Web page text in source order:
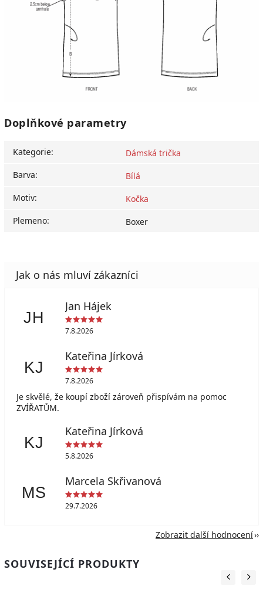
Doplňkové parametry
Kategorie:
Dámská trička
Barva:
Bílá
Motiv:
Kočka
Plemeno: Boxer
JH
Jan Hájek
7.8.2026
KJ
Kateřina Jírková
7.8.2026
Je skvělé, že koupí zboží zároveň přispívám na pomoc
ZVÍŘATŮM.
KJ
Kateřina Jírková
5.8.2026
MS
Marcela Skřivanová
29.7.2026
Zobrazit další hodnocení
SOUVISEJÍCÍ PRODUKTY